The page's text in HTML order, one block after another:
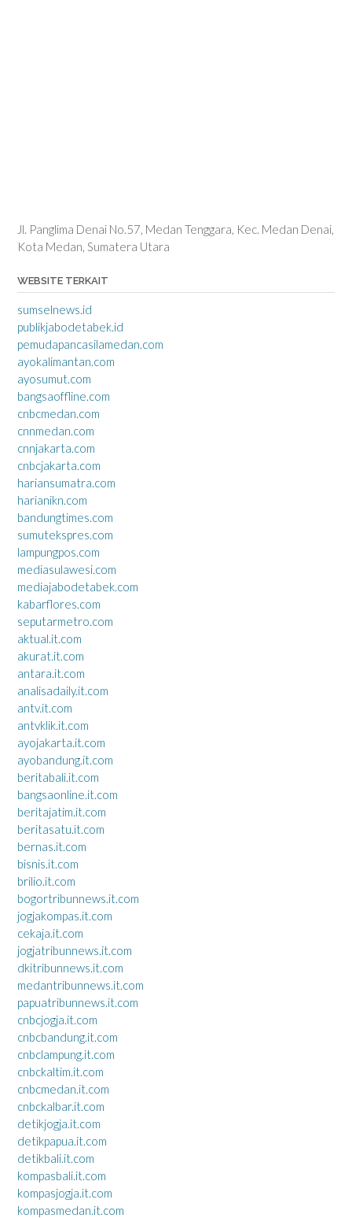
Jl. Panglima Denai No.57, Medan Tenggara, Kec. Medan Denai,
Kota Medan, Sumatera Utara
WEBSITE TERKAIT
sumselnews.id
publikjabodetabek.id
pemudapancasilamedan.com
ayokalimantan.com
ayosumut.com
bangsaoffline.com
cnbcmedan.com
cnnmedan.com
cnnjakarta.com
cnbcjakarta.com
hariansumatra.com
harianikn.com
bandungtimes.com
sumutekspres.com
lampungpos.com
mediasulawesi.com
mediajabodetabek.com
kabarflores.com
seputarmetro.com
aktual.it.com
akurat.it.com
antara.it.com
analisadaily.it.com
antv.it.com
antvklik.it.com
ayojakarta.it.com
ayobandung.it.com
beritabali.it.com
bangsaonline.it.com
beritajatim.it.com
beritasatu.it.com
bernas.it.com
bisnis.it.com
brilio.it.com
bogortribunnews.it.com
jogjakompas.it.com
cekaja.it.com
jogjatribunnews.it.com
dkitribunnews.it.com
medantribunnews.it.com
papuatribunnews.it.com
cnbcjogja.it.com
cnbcbandung.it.com
cnbclampung.it.com
cnbckaltim.it.com
cnbcmedan.it.com
cnbckalbar.it.com
detikjogja.it.com
detikpapua.it.com
detikbali.it.com
kompasbali.it.com
kompasjogja.it.com
kompasmedan.it.com